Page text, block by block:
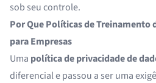
sob seu controle.
Por Que Políticas de Treinamento
para Empresas
Uma política de privacidade de
diferencial e passou a ser uma